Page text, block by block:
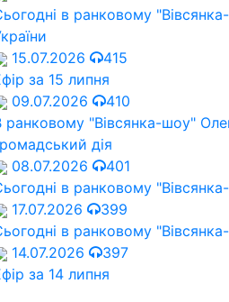
в ранковому
15.07.2026
415
за 15 липня
09.07.2026
410
ранковому "Вівсянка-шоу"
дія
08.07.2026
401
в ранковому
17.07.2026
399
в ранковому
14.07.2026
397
за 14 липня